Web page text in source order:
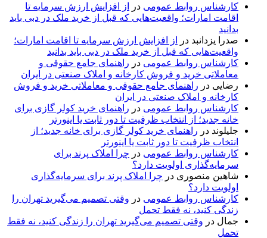
کارشناس روابط عمومی در
از افزایش ارزش سرمایه تا
اقامت امارات؛ واقعیت‌هایی که قبل از خرید ملک در دبی باید
بدانید
صدرا یزدانبد در
از افزایش ارزش سرمایه تا اقامت امارات؛
واقعیت‌هایی که قبل از خرید ملک در دبی باید بدانید
کارشناس روابط عمومی در راهنمای جامع حقوقی و
معاملاتی خرید و فروش کارخانه و املاک صنعتی در ایران
رضایی در راهنمای جامع حقوقی و معاملاتی خرید و فروش
کارخانه و املاک صنعتی در ایران
کارشناس روابط عمومی در راهنمای خرید کولر گازی برای
خانه جدید؛ از انتخاب ظرفیت تا دور ثابت یا اینورتر
جلیلوند در راهنمای خرید کولر گازی برای خانه جدید؛ از
انتخاب ظرفیت تا دور ثابت یا اینورتر
کارشناس روابط عمومی در چرا املاک پرند برای
سرمایه‌گذاری اولویت دارد؟
شاهین منصوری در چرا املاک پرند برای سرمایه‌گذاری
اولویت دارد؟
کارشناس روابط عمومی در وقتی تصمیم می‌گیرید تهران را
زندگی کنید، نه فقط تحمل
جمال در وقتی تصمیم می‌گیرید تهران را زندگی کنید، نه فقط
تحمل